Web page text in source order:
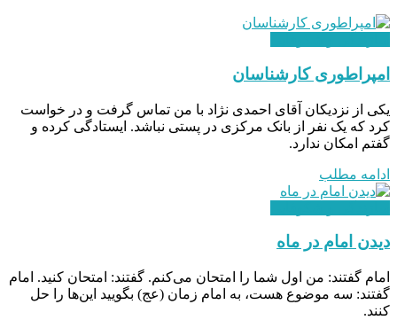
امپراطوری کارشناسان
یکی از نزدیکان آقای احمدی نژاد با من تماس گرفت و در خواست
کرد که یک نفر از بانک مرکزی در پستی نباشد. ایستادگی کرده و
گفتم امکان ندارد.
ادامه مطلب
دیدن امام در ماه
امام گفتند: من اول شما را امتحان می‌کنم. گفتند: امتحان کنید. امام
گفتند: سه موضوع هست، به امام زمان (عج) بگویید این‌ها را حل
کنند.